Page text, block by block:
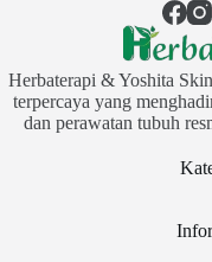
Herbaterapi & Yoshita
terpercaya yang
dan perawatan tubuh